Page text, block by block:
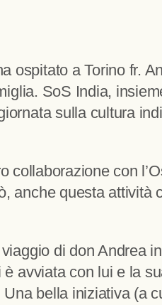
ospitato a Torino fr.
SoS India,
sulla cultura
collaborazione con
anche questa
di don Andrea
avviata con lui e la
bella iniziativa (a